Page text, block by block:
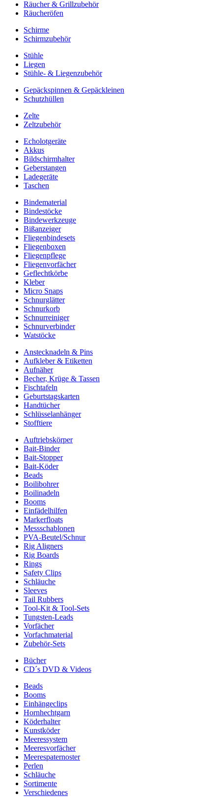
Räucher & Grillzubehör
Räucheröfen
Schirme
Schirmzubehör
Stühle
Liegen
Stühle- & Liegenzubehör
Gepäckspinnen & Gepäckleinen
Schutzhüllen
Zelte
Zeltzubehör
Echolotgeräte
Akkus
Bildschirmhalter
Geberstangen
Ladegeräte
Taschen
Bindematerial
Bindestöcke
Bindewerkzeuge
Bißanzeiger
Fliegenbindesets
Fliegenboxen
Fliegenpflege
Fliegenvorfächer
Geflechtkörbe
Kleber
Micro Snaps
Schnurglätter
Schnurkorb
Schnurreiniger
Schnurverbinder
Watstöcke
Anstecknadeln & Pins
Aufkleber & Etiketten
Aufnäher
Becher, Krüge & Tassen
Fischtafeln
Geburtstagskarten
Handtücher
Schlüsselanhänger
Stofftiere
Auftriebskörper
Bait-Binder
Bait-Stopper
Bait-Köder
Beads
Boilibohrer
Boilinadeln
Booms
Einfädelhilfen
Markerfloats
Messschablonen
PVA-Beutel/Schnur
Rig Aligners
Rig Boards
Rings
Safety Clips
Schläuche
Sleeves
Tail Rubbers
Tool-Kit & Tool-Sets
Tungsten-Leads
Vorfächer
Vorfachmaterial
Zubehör-Sets
Bücher
CD´s DVD & Videos
Beads
Booms
Einhängeclips
Hornhechtgarn
Köderhalter
Kunstköder
Meeressystem
Meeresvorfächer
Meerespaternoster
Perlen
Schläuche
Sortimente
Verschiedenes